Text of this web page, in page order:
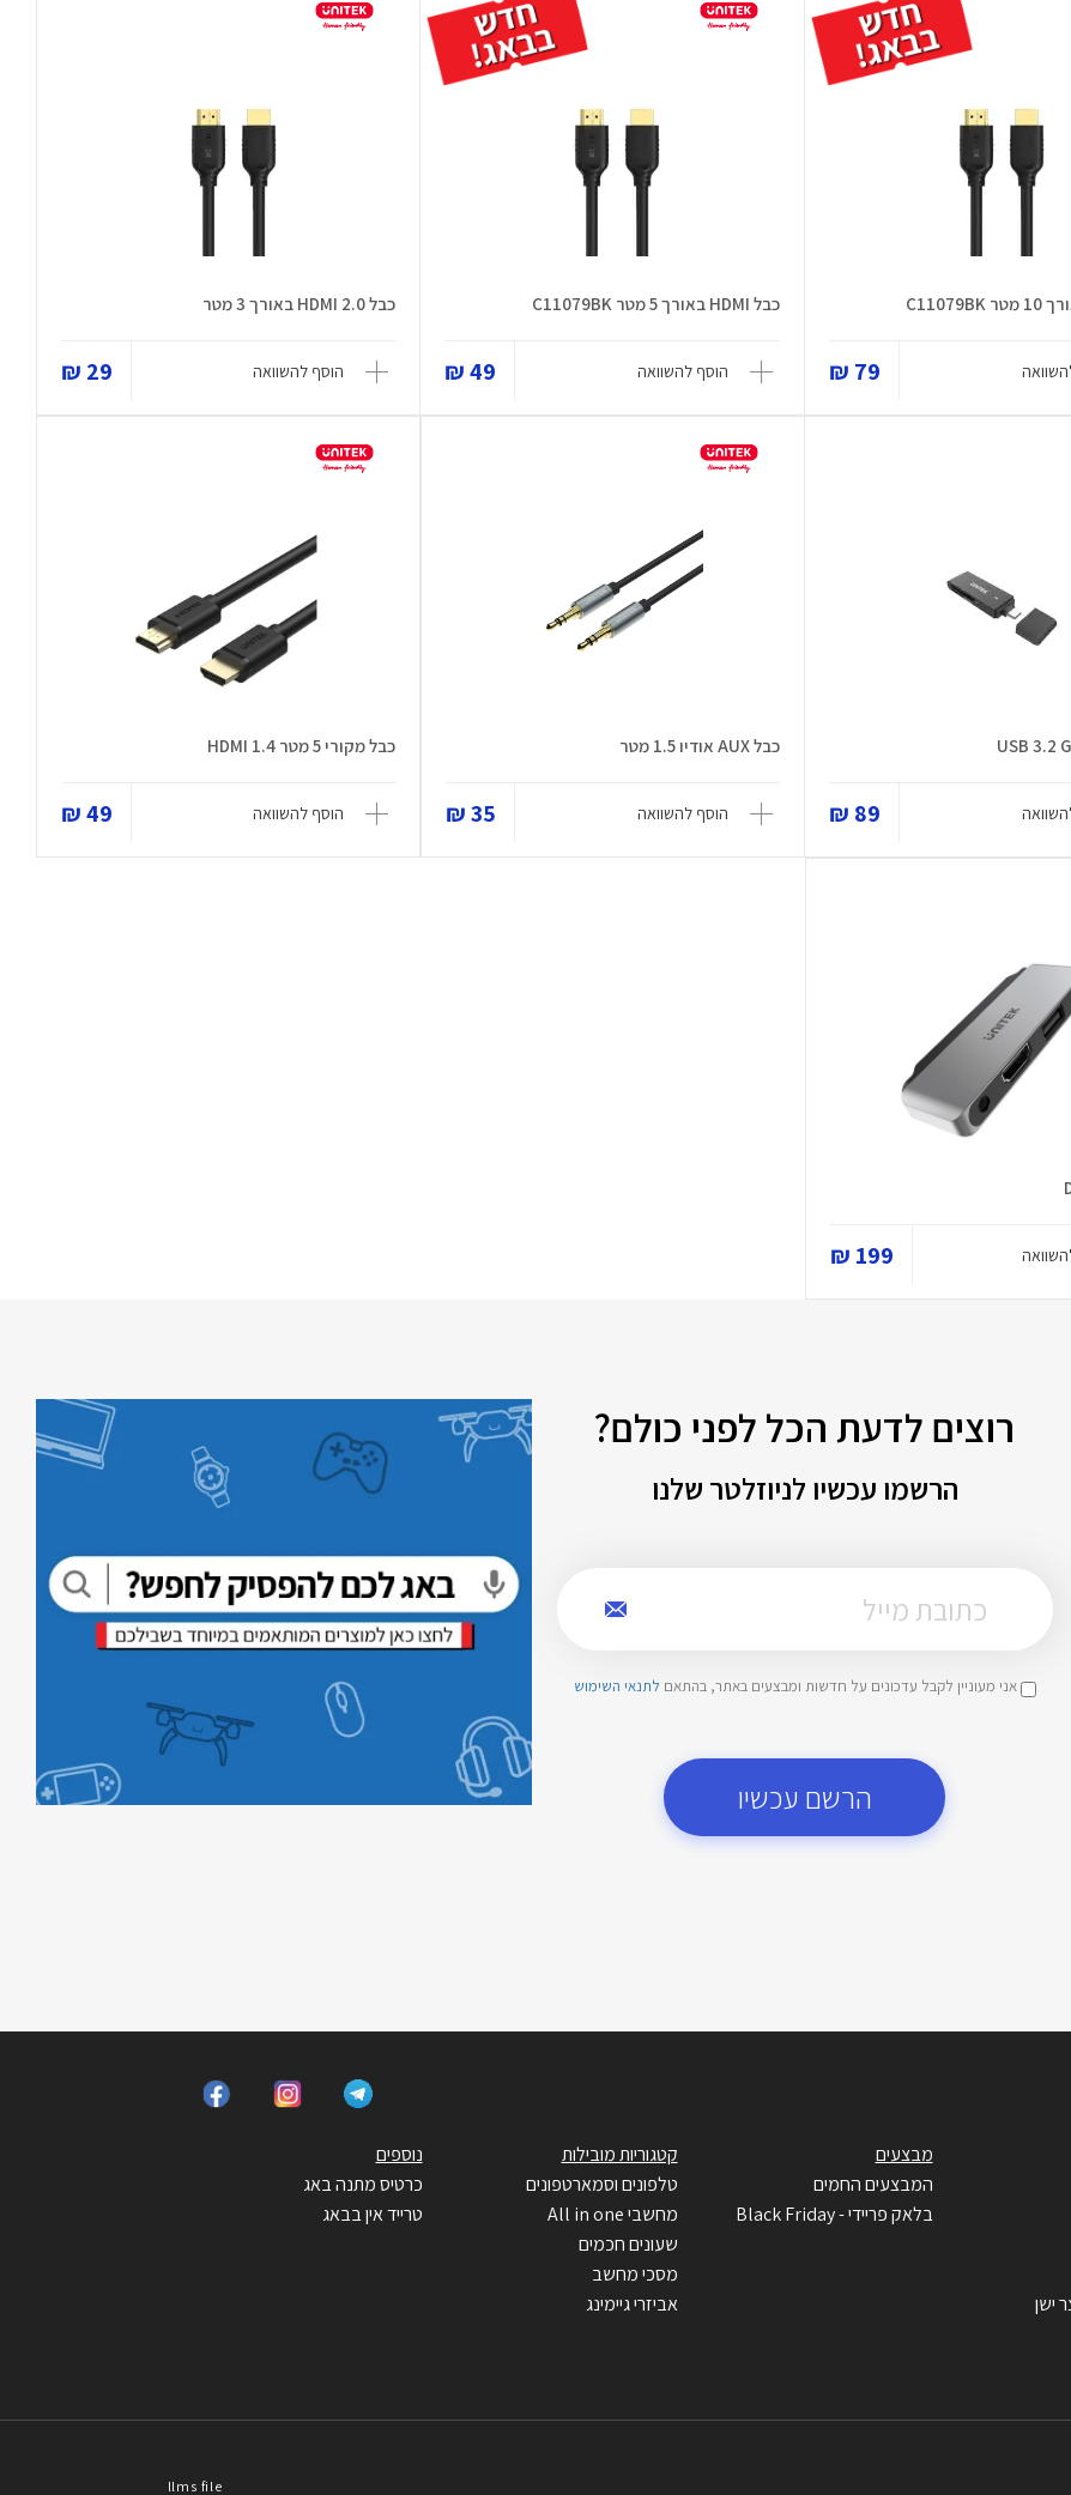
79 ₪
כבל HDMI באורך 5 מטר C11079BK
הוסף להשוואה 49 ₪
כבל HDMI 2.0 באורך 3 מטר
הוסף להשוואה 29 ₪
USB 3.2
89 ₪
כבל AUX אודיו 1.5 מטר
הוסף להשוואה 35 ₪
כבל מקורי 5 מטר HDMI 1.4
הוסף להשוואה 49 ₪
199 ₪
רוצים לדעת הכל לפני כולם?
הרשמו עכשיו לניוזלטר שלנו
אני מעוניין לקבל עדכונים על חדשות ומבצעים באתר, בהתאם לתנאי השימוש
הרשם עכשיו
ישן
מבצעים
המבצעים החמים
בלאק פריידי - Black Friday
קטגוריות מובילות
טלפונים וסמארטפונים
מחשבי All in one
שעונים חכמים
מסכי מחשב
אביזרי גיימינג
נוספים
כרטיס מתנה באג
טרייד אין בבאג
llms file